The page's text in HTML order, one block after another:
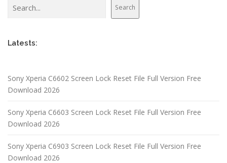
Search
Latests:
Sony Xperia C6602 Screen Lock Reset File Full Version Free
Download 2026
Sony Xperia C6603 Screen Lock Reset File Full Version Free
Download 2026
Sony Xperia C6903 Screen Lock Reset File Full Version Free
Download 2026